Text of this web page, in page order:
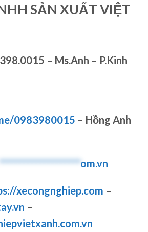
SẢN XUẤT VIỆT
– Ms.Anh – P.Kinh
0983980015 – Hồng Anh
********************om.vn
xecongnghiep.com –
–